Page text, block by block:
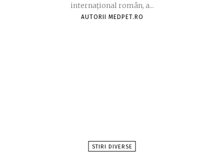
internațional român, a...
AUTORII MEDPET.RO
STIRI DIVERSE